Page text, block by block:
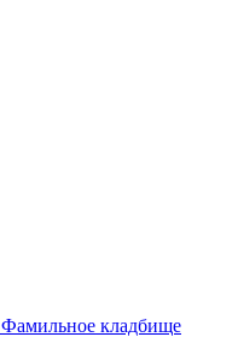
Фамильное кладбище